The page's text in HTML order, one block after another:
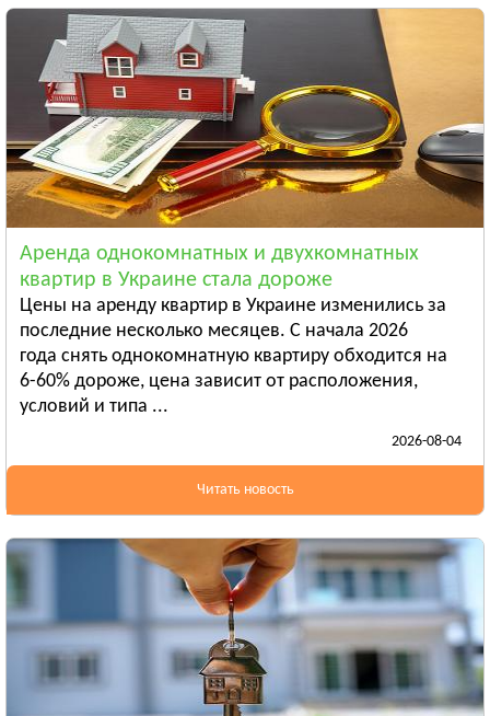
Тараща
Тетиев
Смотреть всё
КИРОВОГРАДСКАЯ ОБЛАСТЬ
Александрия
Бобринец
Гайворон
Смотреть всё
ЛУГАНСКАЯ ОБЛАСТЬ
Алчевск
Рубежное
Александровск
Смотреть всё
ЛЬВОВСКАЯ ОБЛАСТЬ
Стрый
НИКОЛАЕВСКАЯ ОБЛАСТЬ
Вознесенск
Новая Одесса
Смотреть всё
ОДЕССКАЯ ОБЛАСТЬ
Аренда однокомнатных и двухкомнатных
квартир в Украине стала дороже
Цены на аренду квартир в Украине изменились за
последние несколько месяцев. С начала 2026
года снять однокомнатную квартиру обходится на
6-60% дороже, цена зависит от расположения,
условий и типа ...
2026-08-04
Читать новость